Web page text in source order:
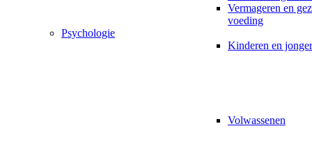
Vermageren en
voeding
Psychologie
Kinderen en
Volwassenen